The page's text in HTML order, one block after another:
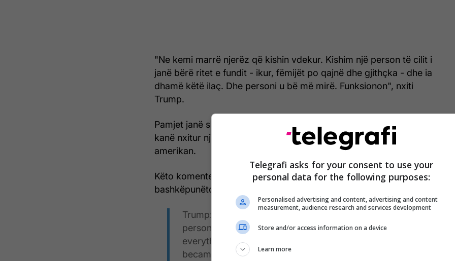
"Ne kemi marrë njerëz që kishin vdekur. Kishim një person të cilit i
janë bërë ritet e fundit - ikur, fëmijët po qajnë dhe gjithçka - dhe ia
dhamë këtë ilaç. Dhe personi u bë më mirë. Funksionon", nxiti
Trump.
Pamjet janë shpërndarë në masë të madhe nëpër rrjetet sociale dhe
kanë nxitur një lumë komentesh lidhur me deklaratën e presidentit
amerikan.
Këto komente Trump i bëri nga Shtëpia e Bardhë i rrethuar nga
bashkëpunëtorët e tij nga fushat e ndryshme. /Telegrafi/
Trump: "We've taken people that were dead. We had a
person given the last rites -- gone, the kids are crying and
everything -- and started them on this drug. And the person
became better. It works."
Telegrafi asks for your consent to use your
personal data for the following purposes:
Personalised advertising and content, advertising and content
measurement, audience research and services development
Store and/or access information on a device
Learn more